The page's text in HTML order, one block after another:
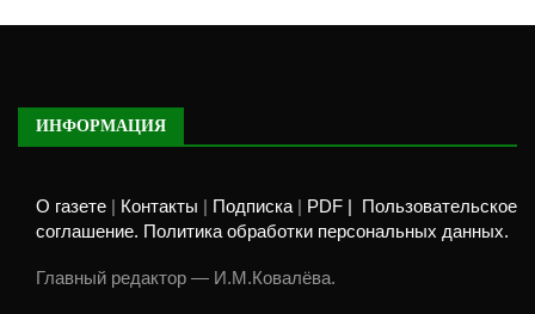
ИНФОРМАЦИЯ
О газете Контакты Подписка| PDF |
Пользовательское
соглашение. Политика обработки персональных данных.
Главный редактор — И.М.Ковалёва.